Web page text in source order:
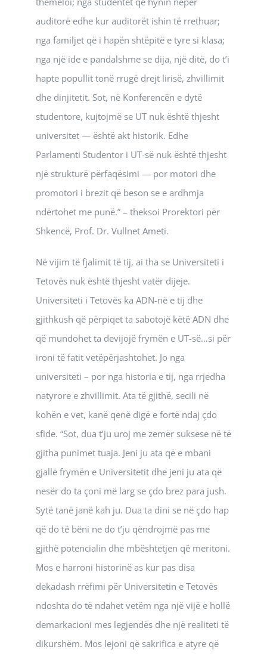
auditorë edhe kur auditorët ishin të rrethuar;
nga familjet që i hapën shtëpitë e tyre si klasa;
nga një ide e pandalshme se dija, një ditë, do t’i
hapte popullit tonë rrugë drejt lirisë, zhvillimit
dhe dinjitetit. Sot, në Konferencën e dytë
studentore, kujtojmë se UT nuk është thjesht
universitet — është akt historik. Edhe
Parlamenti Studentor i UT-së nuk është thjesht
një strukturë përfaqësimi — por motori dhe
promotori i brezit që beson se e ardhmja
ndërtohet me punë.” – theksoi Prorektori për
Shkencë, Prof. Dr. Vullnet Ameti.
Në vijim të fjalimit të tij, ai tha se Universiteti i
Tetovës nuk është thjesht vatër dijeje.
Universiteti i Tetovës ka ADN-në e tij dhe
gjithkush që përpiqet ta sabotojë këtë ADN dhe
që mundohet ta devijojë frymën e UT-së…si për
ironi të fatit vetëpërjashtohet. Jo nga
universiteti – por nga historia e tij, nga rrjedha
natyrore e zhvillimit. Ata të gjithë, secili në
kohën e vet, kanë qenë digë e fortë ndaj çdo
sfide. “Sot, dua t’ju uroj me zemër suksese në të
gjitha punimet tuaja. Jeni ju ata që e mbani
gjallë frymën e Universitetit dhe jeni ju ata që
nesër do ta çoni më larg se çdo brez para jush.
Sytë tanë janë kah ju. Dua ta dini se në çdo hap
që do të bëni ne do t’ju qëndrojmë pas me
gjithë potencialin dhe mbështetjen që meritoni.
Mos e harroni historinë as kur pas disa
dekadash rrëfimi për Universitetin e Tetovës
ndoshta do të ndahet vetëm nga një vijë e hollë
demarkacioni mes legjendës dhe një realiteti të
dikurshëm. Mos lejoni që sakrifica e atyre që